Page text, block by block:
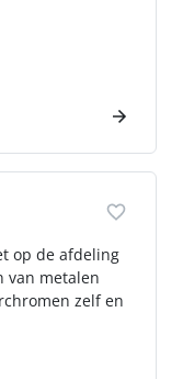
op de afdeling
van metalen
zelf en